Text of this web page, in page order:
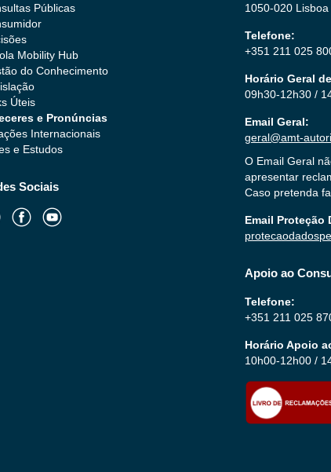
Públicas
Mobility Hub
do Conhecimento
Úteis
e Pronúncias
Internacionais
e Estudos
Sociais
1050-020 Lisboa
Telefone:
+351 211 025
Horário Geral
09h30-12h30 /
Email Geral:
geral@amt-
O Email Geral
apresentar
Caso pretenda
Email Proteção
Apoio ao
Telefone:
+351 211 025
Horário Apoio
10h00-12h00 /